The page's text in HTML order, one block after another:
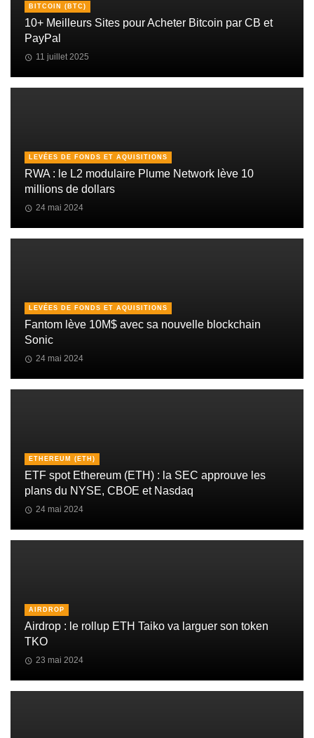
BITCOIN (BTC)
10+ Meilleurs Sites pour Acheter Bitcoin par CB et
PayPal
11 juillet 2025
LEVÉES DE FONDS ET AQUISITIONS
RWA : le L2 modulaire Plume Network lève 10
millions de dollars
24 mai 2024
LEVÉES DE FONDS ET AQUISITIONS
Fantom lève 10M$ avec sa nouvelle blockchain
Sonic
24 mai 2024
ETHEREUM (ETH)
ETF spot Ethereum (ETH) : la SEC approuve les
plans du NYSE, CBOE et Nasdaq
24 mai 2024
AIRDROP
Airdrop : le rollup ETH Taiko va larguer son token
TKO
23 mai 2024